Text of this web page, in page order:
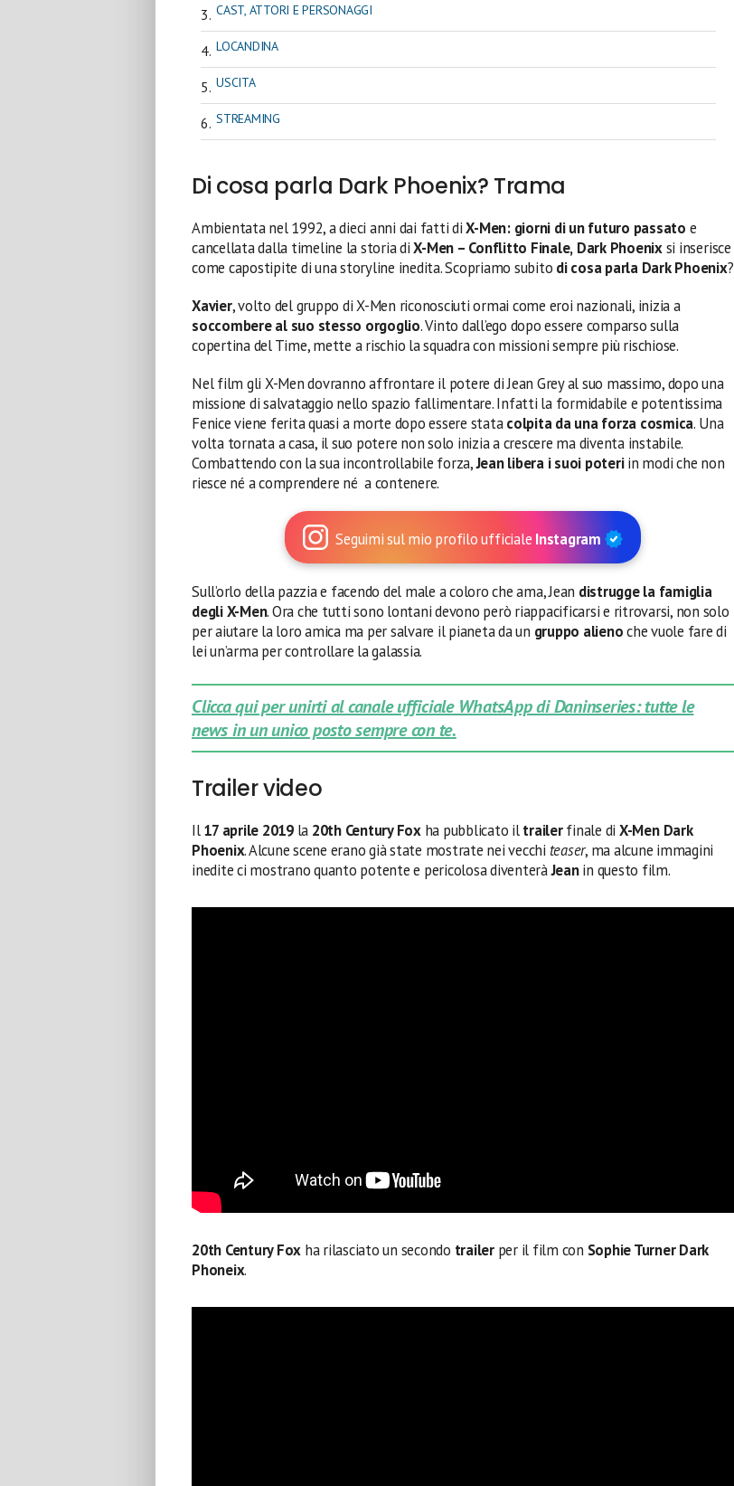
CAST, ATTORI E PERSONAGGI
LOCANDINA
USCITA
STREAMING
Di cosa parla Dark Phoenix? Trama
Ambientata nel 1992, a dieci anni dai fatti diX-Men: giorni di un futuro passato e
cancellata dalla timeline la storia diX-Men – Conflitto Finale, Dark Phoenixsi inserisce
come capostipite di una storyline inedita. Scopriamo subito di cosa parla Dark Phoenix?
Xavier, volto del gruppo di X-Men riconosciuti ormai come eroi nazionali, inizia a
soccombere al suo stesso orgoglio. Vinto dall’ego dopo essere comparso sulla
copertina del Time, mette a rischio la squadra con missioni sempre più rischiose.
Nel film gli X-Men dovranno affrontare il potere di Jean Grey al suo massimo, dopo una
missione di salvataggio nello spazio fallimentare. Infatti la formidabile e potentissima
Fenice viene ferita quasi a morte dopo essere statacolpita da una forza cosmica. Una
volta tornata a casa, il suo potere non solo inizia a crescere ma diventa instabile.
Combattendo con la sua incontrollabile forza,Jean libera i suoi poteriin modi che non
riesce né a comprendere né a contenere.
Seguimi sul mio profilo ufficiale Instagram
Sull’orlo della pazzia e facendo del male a coloro che ama, Jean distrugge la famiglia
degli X-Men. Ora che tutti sono lontani devono però riappacificarsi e ritrovarsi, non solo
per aiutare la loro amica ma per salvare il pianeta da un gruppo alienoche vuole fare di
lei un’arma per controllare la galassia.
Clicca qui per unirti al canale ufficiale WhatsApp di Daninseries: tutte le
news in un unico posto sempre con te.
Trailer video
Il17 aprile 2019la 20th Century Foxha pubblicato iltrailerfinale di X-Men Dark
Phoenix. Alcune scene erano già state mostrate nei vecchi teaser, ma alcune immagini
inedite ci mostrano quanto potente e pericolosa diventeràJeanin questo film.
20th Century Fox ha rilasciato un secondo trailerper il film con Sophie Turner Dark
Phoneix.